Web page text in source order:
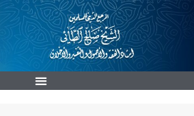
تخطي